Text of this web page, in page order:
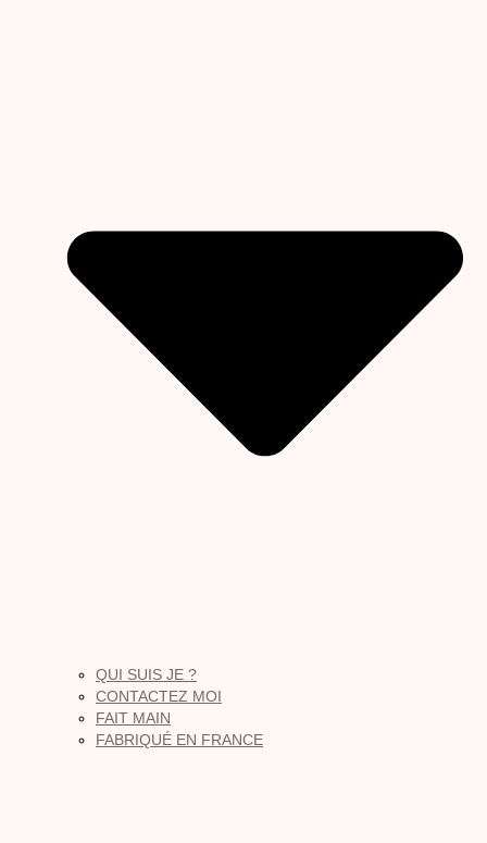
QUI SUIS JE ?
CONTACTEZ MOI
FAIT MAIN
FABRIQUÉ EN FRANCE